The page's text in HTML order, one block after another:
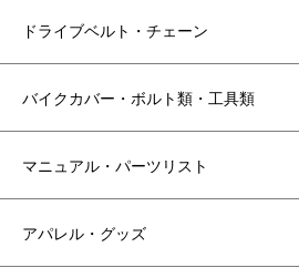
ドライブベルト・チェーン
バイクカバー・ボルト類・工具類
マニュアル・パーツリスト
アパレル・グッズ